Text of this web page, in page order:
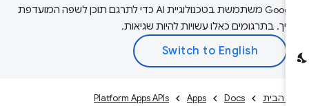
‫Google משתמשת בטכנולוגיית AI כדי לתרגם תוכן לשפה המועדפת
בתרגומים כאלו עשויות להיות שגיאות.
הבית Docs
Apps
Platform Apps APIs